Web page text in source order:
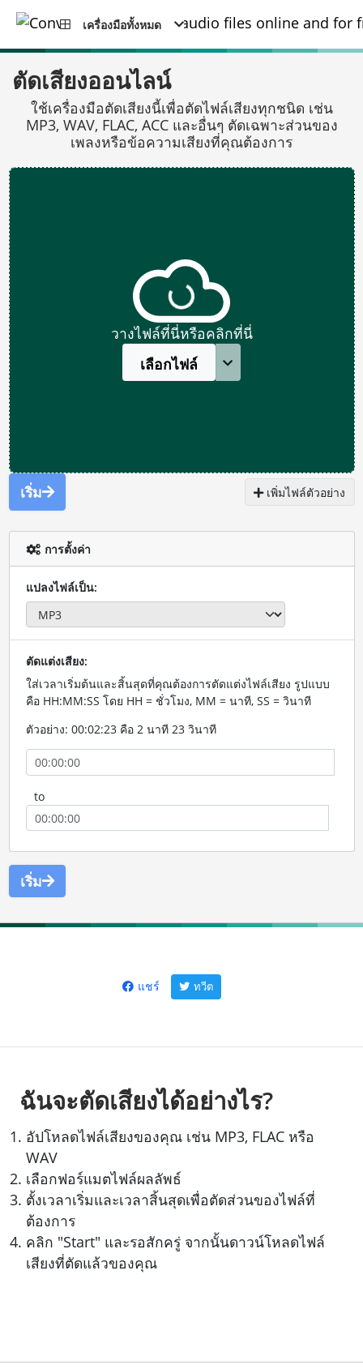
เครื่องมือทั้งหมด
ตัดเสียงออนไลน์
ใช้เครื่องมือตัดเสียงนี้เพื่อตัดไฟล์เสียงทุกชนิด เช่น
MP3, WAV, FLAC, ACC และอื่นๆ ตัดเฉพาะส่วนของ
เพลงหรือข้อความเสียงที่คุณต้องการ
วางไฟล์ที่นี่หรือคลิกที่นี่
เลือกไฟล์
เริ่ม เพิ่มไฟล์ตัวอย่าง
การตั้งค่า
แปลงไฟล์เป็น:
ตัดแต่งเสียง:
ใส่เวลาเริ่มต้นและสิ้นสุดที่คุณต้องการตัดแต่งไฟล์เสียง รูปแบบ
คือ HH:MM:SS โดย HH = ชั่วโมง, MM = นาที, SS = วินาที
ตัวอย่าง: 00:02:23 คือ 2 นาที 23 วินาที
to
เริ่ม
แชร์ ทวีต
ฉันจะตัดเสียงได้อย่างไร?
อัปโหลดไฟล์เสียงของคุณ เช่น MP3, FLAC หรือ
WAV
เลือกฟอร์แมตไฟล์ผลลัพธ์
ตั้งเวลาเริ่มและเวลาสิ้นสุดเพื่อตัดส่วนของไฟล์ที่
ต้องการ
คลิก "Start" และรอสักครู่ จากนั้นดาวน์โหลดไฟล์
เสียงที่ตัดแล้วของคุณ